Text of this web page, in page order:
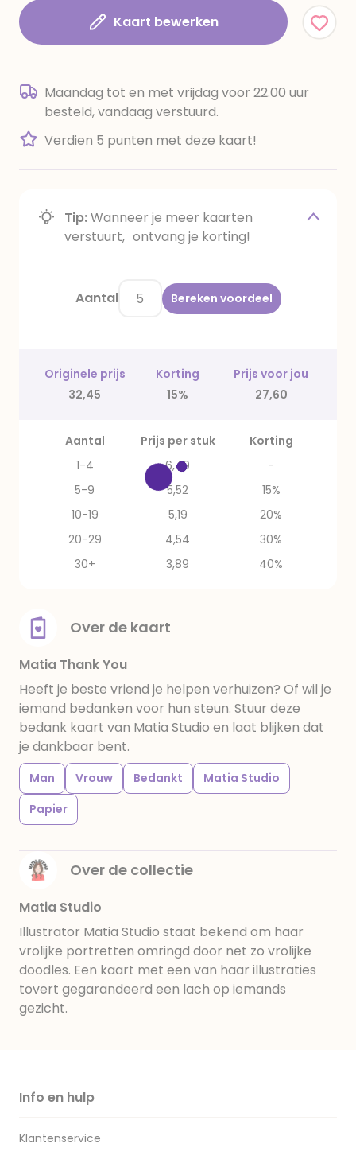
Kaart bewerken
Maandag tot en met vrijdag voor 22.00 uur
besteld, vandaag verstuurd.
Verdien 5 punten met deze kaart!
Tip:Wanneer je meer kaarten
verstuurt, ontvang je korting!
Aantal Bereken voordeel
Originele prijs Korting
Prijs voor jou
32,45
15% 27,60
Aantal Prijs per stuk
Korting
1-4
6,49
-
5-9
5,52
15%
10-19
5,19
20%
20-29
4,54
30%
30+
3,89 40%
Over de kaart
Matia Thank You
Heeft je beste vriend je helpen verhuizen? Of wil je
iemand bedanken voor hun steun. Stuur deze
bedank kaart van Matia Studio en laat blijken dat
je dankbaar bent.
Man Vrouw Bedankt
Matia Studio
Papier
Over de collectie
Matia Studio
Illustrator Matia Studio staat bekend om haar
vrolijke portretten omringd door net zo vrolijke
doodles. Een kaart met een van haar illustraties
tovert gegarandeerd een lach op iemands
gezicht.
Info en hulp
Klantenservice